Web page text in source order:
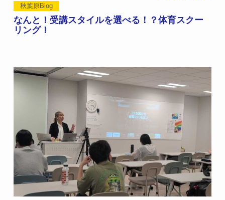
秋葉原Blog
なんと！受講スタイルを選べる！？体育スクー
リング！